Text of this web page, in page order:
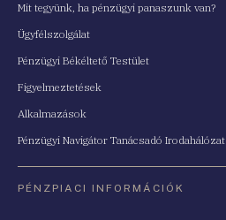
Mit tegyünk, ha pénzügyi panaszunk van?
Ügyfélszolgálat
Pénzügyi Békéltető Testület
Figyelmeztetések
Alkalmazások
Pénzügyi Navigátor Tanácsadó Irodahálózat
PÉNZPIACI INFORMÁCIÓK